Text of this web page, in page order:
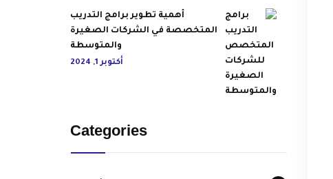
أهمية تطوير برامج التدريب
المتخصصة في الشركات الصغيرة
والمتوسطة
أكتوبر 1, 2024
Categories